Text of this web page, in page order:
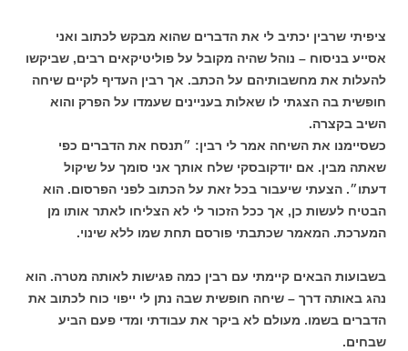
ציפיתי שרבין יכתיב לי את הדברים שהוא מבקש לכתוב ואני
אסייע בניסוח – נוהל שהיה מקובל על פוליטיקאים רבים, שביקשו
להעלות את מחשבותיהם על הכתב. אך רבין העדיף לקיים שיחה
חופשית בה הצגתי לו שאלות בעניינים שעמדו על הפרק והוא
השיב בקצרה.
כשסיימנו את השיחה אמר לי רבין: ״תנסח את הדברים כפי
שאתה מבין. אם יודקובסקי שלח אותך אני סומך על שיקול
דעתו״. הצעתי שיעבור בכל זאת על הכתוב לפני הפרסום. הוא
הבטיח לעשות כן, אך ככל הזכור לי לא הצליחו לאתר אותו מן
המערכת. המאמר שכתבתי פורסם תחת שמו ללא שינוי.
בשבועות הבאים קיימתי עם רבין כמה פגישות לאותה מטרה. הוא
נהג באותה דרך – שיחה חופשית שבה נתן לי ייפוי כוח לכתוב את
הדברים בשמו. מעולם לא ביקר את עבודתי ומדי פעם הביע
שבחים.